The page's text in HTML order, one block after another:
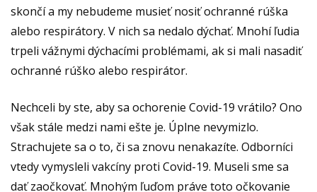
skončí a my nebudeme musieť nosiť ochranné rúška
alebo respirátory. V nich sa nedalo dýchať. Mnohí ľudia
trpeli vážnymi dýchacími problémami, ak si mali nasadiť
ochranné rúško alebo respirátor.
Nechceli by ste, aby sa ochorenie Covid-19 vrátilo? Ono
však stále medzi nami ešte je. Úplne nevymizlo.
Strachujete sa o to, či sa znovu nenakazíte. Odborníci
vtedy vymysleli vakcíny proti Covid-19. Museli sme sa
dať zaočkovať. Mnohým ľuďom práve toto očkovanie